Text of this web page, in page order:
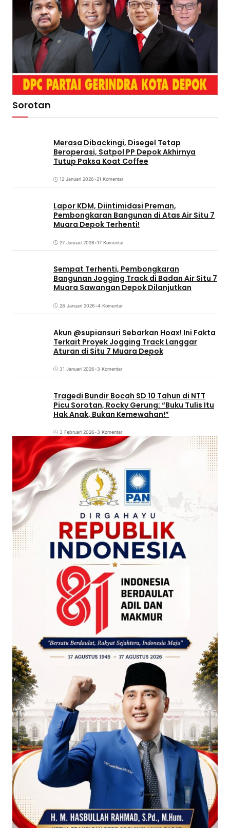
Sorotan
Merasa Dibackingi, Disegel Tetap
Beroperasi, Satpol PP Depok Akhirnya
Tutup Paksa Koat Coffee
12 Januari 2026•21 Komentar
Lapor KDM, Diintimidasi Preman,
Pembongkaran Bangunan di Atas Air Situ 7
Muara Depok Terhenti!
27 Januari 2026•17 Komentar
Sempat Terhenti, Pembongkaran
Bangunan Jogging Track di Badan Air Situ 7
Muara Sawangan Depok Dilanjutkan
28 Januari 2026•4 Komentar
Akun @supiansuri Sebarkan Hoax! Ini Fakta
Terkait Proyek Jogging Track Langgar
Aturan di Situ 7 Muara Depok
31 Januari 2026•3 Komentar
Tragedi Bundir Bocah SD 10 Tahun di NTT
Picu Sorotan, Rocky Gerung: “Buku Tulis Itu
Hak Anak, Bukan Kemewahan!”
3 Februari 2026•3 Komentar